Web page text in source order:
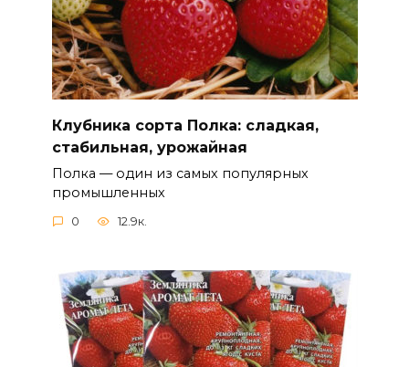
Клубника сорта Полка: сладкая,
стабильная, урожайная
Полка — один из самых популярных
промышленных
0 12.9к.